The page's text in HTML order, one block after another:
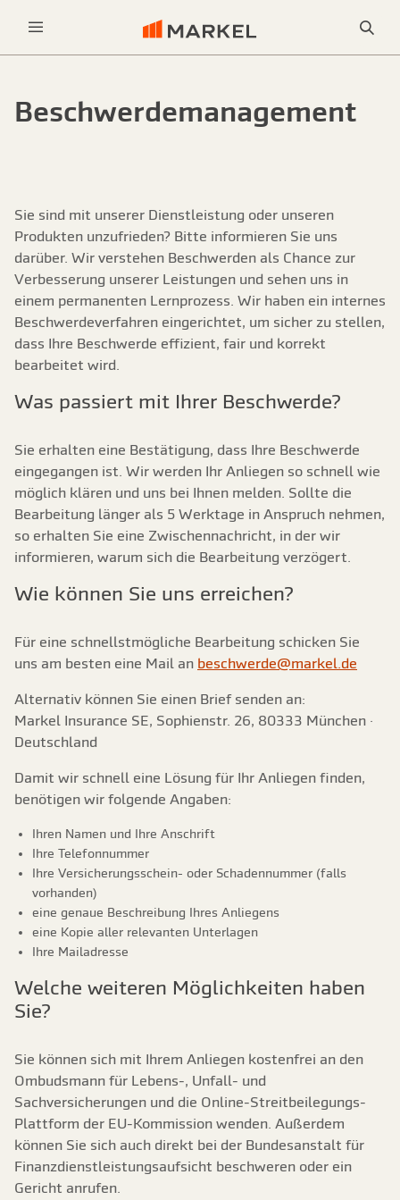
Beschwerdemanagement
Sie sind mit unserer Dienstleistung oder unseren
Produkten unzufrieden? Bitte informieren Sie uns
darüber. Wir verstehen Beschwerden als Chance zur
Verbesserung unserer Leistungen und sehen uns in
einem permanenten Lernprozess. Wir haben ein internes
Beschwerdeverfahren eingerichtet, um sicher zu stellen,
dass Ihre Beschwerde effizient, fair und korrekt
bearbeitet wird.
Was passiert mit Ihrer Beschwerde?
Sie erhalten eine Bestätigung, dass Ihre Beschwerde
eingegangen ist. Wir werden Ihr Anliegen so schnell wie
möglich klären und uns bei Ihnen melden. Sollte die
Bearbeitung länger als 5 Werktage in Anspruch nehmen,
so erhalten Sie eine Zwischennachricht, in der wir
informieren, warum sich die Bearbeitung verzögert.
Wie können Sie uns erreichen?
Für eine schnellstmögliche Bearbeitung schicken Sie
uns am besten eine Mail an beschwerde@markel.de
Alternativ können Sie einen Brief senden an:
Markel Insurance SE, Sophienstr. 26, 80333 München ·
Deutschland
Damit wir schnell eine Lösung für Ihr Anliegen finden,
benötigen wir folgende Angaben:
Ihren Namen und Ihre Anschrift
Ihre Telefonnummer
Ihre Versicherungsschein- oder Schadennummer (falls
vorhanden)
eine genaue Beschreibung Ihres Anliegens
eine Kopie aller relevanten Unterlagen
Ihre Mailadresse
Welche weiteren Möglichkeiten haben
Sie?
Sie können sich mit Ihrem Anliegen kostenfrei an den
Ombudsmann für Lebens-, Unfall- und
Sachversicherungen und die Online-Streitbeilegungs-
Plattform der EU-Kommission wenden. Außerdem
können Sie sich auch direkt bei der Bundesanstalt für
Finanzdienstleistungsaufsicht beschweren oder ein
Gericht anrufen.